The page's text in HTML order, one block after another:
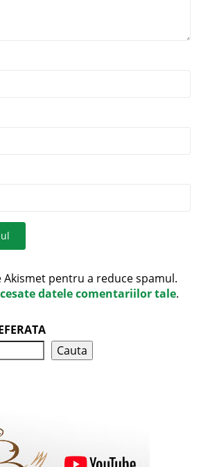
Akismet pentru a reduce spamul.
datele comentariilor tale.
Cauta